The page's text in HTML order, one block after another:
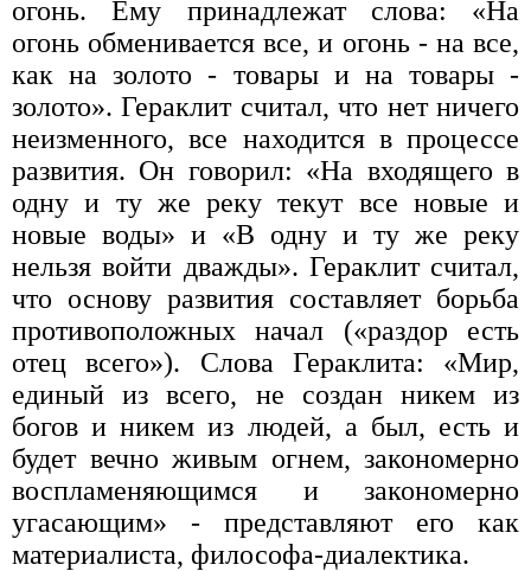
огонь. Ему принадлежат слова: «На
огонь обменивается все, и огонь - на все,
как на золото - товары и на товары -
золото». Гераклит считал, что нет ничего
неизменного, все находится в процессе
развития. Он говорил: «На входящего в
одну и ту же реку текут все новые и
новые воды» и «В одну и ту же реку
нельзя войти дважды». Гераклит считал,
что основу развития составляет борьба
противоположных начал («раздор есть
отец всего»). Слова Гераклита: «Мир,
единый из всего, не создан никем из
богов и никем из людей, а был, есть и
будет вечно живым огнем, закономерно
воспламеняющимся и закономерно
угасающим» - представляют его как
материалиста, философа-диалектика.